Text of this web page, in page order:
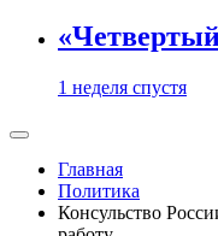
1 неделя спустя
Главная
Политика
Консульство